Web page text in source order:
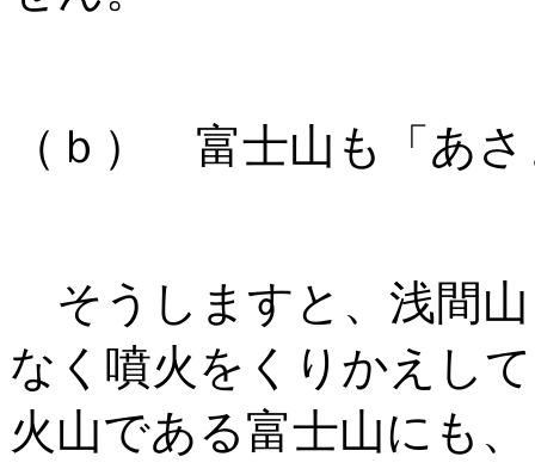
（ｂ） 富士山も「あ
そうしますと、浅間
なく噴火をくりかえし
火山である富士山にも